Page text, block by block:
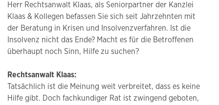
Herr Rechtsanwalt Klaas, als Seniorpartner der Kanzlei
Klaas & Kollegen befassen Sie sich seit Jahrzehnten mit
der Beratung in Krisen und Insolvenzverfahren. Ist die
Insolvenz nicht das Ende? Macht es für die Betroffenen
überhaupt noch Sinn, Hilfe zu suchen?
Rechtsanwalt Klaas:
Tatsächlich ist die Meinung weit verbreitet, dass es keine
Hilfe gibt. Doch fachkundiger Rat ist zwingend geboten,